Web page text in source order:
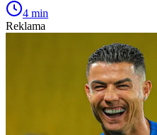
4 min
Reklama